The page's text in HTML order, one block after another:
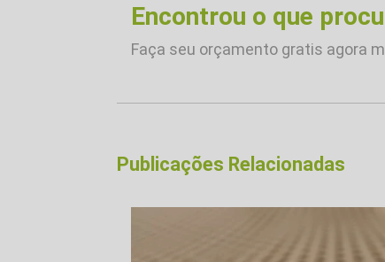
Encontrou o que
Faça seu orçamento gratis agora
Publicações Relacionadas